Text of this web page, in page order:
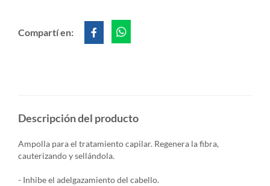
Compartí en:
Descripción del producto
Ampolla para el tratamiento capilar. Regenera la fibra,
cauterizando y sellándola.
- Inhibe el adelgazamiento del cabello.